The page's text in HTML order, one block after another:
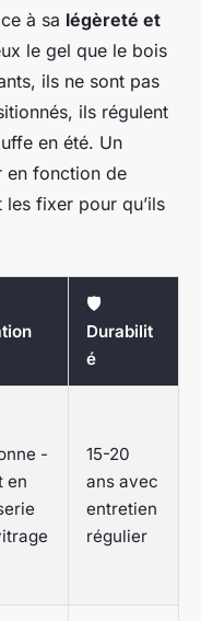
à sa légèreté et
le gel que le bois
ils ne sont pas
ils régulent
en été. Un
en fonction de
les fixer pour qu’ils
🛡️
Durabilit
é
-
en
15-20
ans avec
entretien
régulier